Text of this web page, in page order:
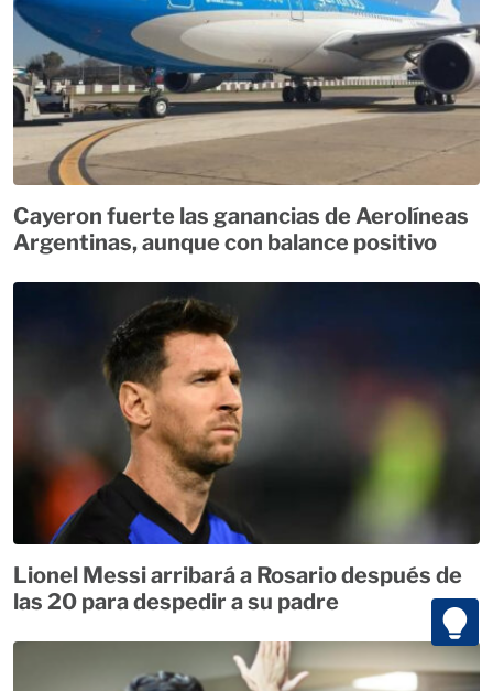
Cayeron fuerte las ganancias de Aerolíneas
Argentinas, aunque con balance positivo
Lionel Messi arribará a Rosario después de
las 20 para despedir a su padre